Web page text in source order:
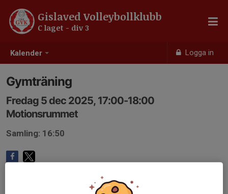
Kalender Logga in
Gislaved Volleybollklubb
C laget - div 3
Gymträning
Fredag 5 dec 2025, 17:00-18:00
Motionsrummet
Samling: 16:50